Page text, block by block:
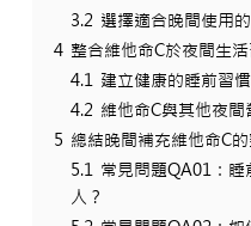
3.2 選擇適合晚間使用
4 整合維他命C於夜間生
4.1 建立健康的睡前習慣
4.2 維他命C與其他夜
5 總結晚間補充維他命C
5.1 常見問題QA01：睡
人？